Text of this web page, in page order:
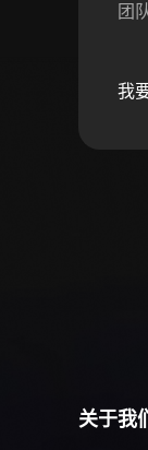
团
我
关于我们